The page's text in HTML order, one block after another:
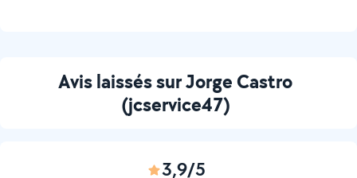
Avis laissés sur Jorge Castro
(jcservice47)
3,9/5